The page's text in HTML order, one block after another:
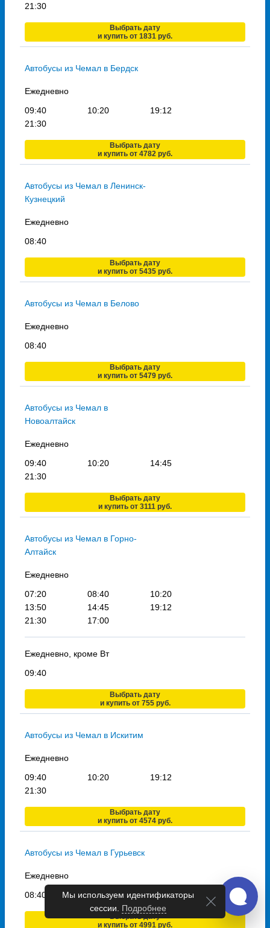
21:30
Выбрать дату
и купить от 1831 руб.
Автобусы из Чемал в Бердск
Ежедневно
09:40
10:20
19:12
21:30
Выбрать дату
и купить от 4782 руб.
Автобусы из Чемал в Ленинск-
Кузнецкий
Ежедневно
08:40
Выбрать дату
и купить от 5435 руб.
Автобусы из Чемал в Белово
Ежедневно
08:40
Выбрать дату
и купить от 5479 руб.
Автобусы из Чемал в
Новоалтайск
Ежедневно
09:40
10:20
14:45
21:30
Выбрать дату
и купить от 3111 руб.
Автобусы из Чемал в Горно-
Алтайск
Ежедневно
07:20
08:40
10:20
13:50
14:45
19:12
21:30
17:00
Ежедневно, кроме Вт
09:40
Выбрать дату
и купить от 755 руб.
Автобусы из Чемал в Искитим
Ежедневно
09:40
10:20
19:12
21:30
Выбрать дату
и купить от 4574 руб.
Автобусы из Чемал в Гурьевск
Ежедневно
08:40
Выбрать дату
и купить от 4991 руб.
Мы используем идентификаторы
сессии. Подробнее